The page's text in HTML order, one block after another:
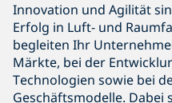
Innovation und Agilität
Erfolg in Luft- und
begleiten Ihr
Märkte, bei der
Technologien sowie bei
Geschäftsmodelle. Dabei